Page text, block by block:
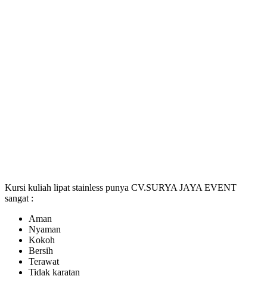
Kursi kuliah lipat stainless punya CV.SURYA JAYA EVENT
sangat :
Aman
Nyaman
Kokoh
Bersih
Terawat
Tidak karatan